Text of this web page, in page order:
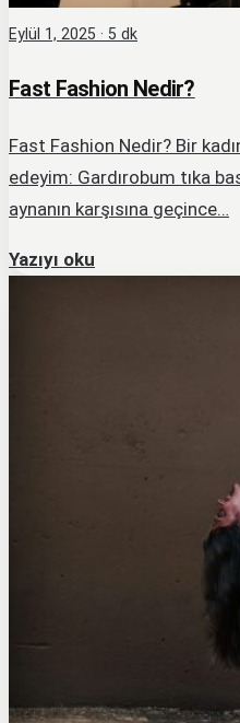
Eylül 1, 2025 · 5 dk
Fast Fashion Nedir?
Fast Fashion Nedir? Bir
edeyim: Gardırobum tıka
aynanın karşısına geçince…
Yazıyı oku